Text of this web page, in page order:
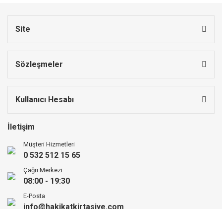
Site
Sözleşmeler
Kullanıcı Hesabı
İletişim
Müşteri Hizmetleri
0 532 512 15 65
Çağrı Merkezi
08:00 - 19:30
E-Posta
info@hakikatkirtasiye.com